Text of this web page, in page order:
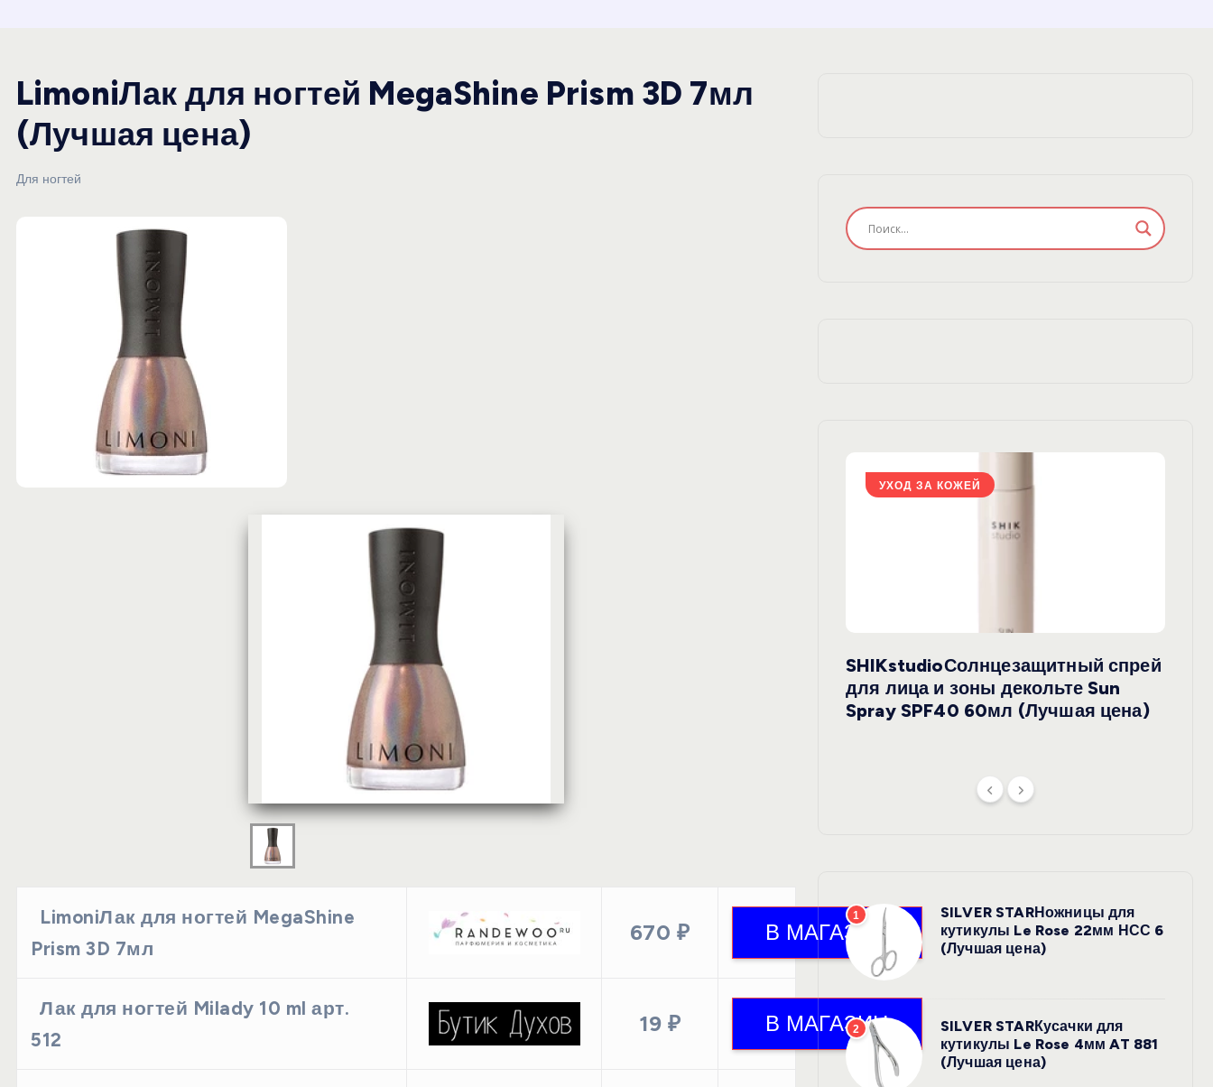
LimoniЛак для ногтей MegaShine Prism 3D 7мл
(Лучшая цена)
Для ногтей
LimoniЛак для ногтей MegaShine
Prism 3D 7мл
670 ₽
Лак для ногтей Milady 10 ml арт.
512
19 ₽
УХОД ЗА КОЖЕЙ
SHIKstudioСолнцезащитный спрей
для лица и зоны декольте Sun
Spray SPF40 60мл (Лучшая цена)
1
SILVER STARНожницы для
кутикулы Le Rose 22мм НСС 6
(Лучшая цена)
2
SILVER STARКусачки для
кутикулы Le Rose 4мм AT 881
(Лучшая цена)